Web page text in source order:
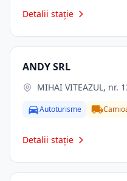
Detalii stație
ANDY SRL
MIHAI VITEAZUL, nr.
Autoturisme
Detalii stație